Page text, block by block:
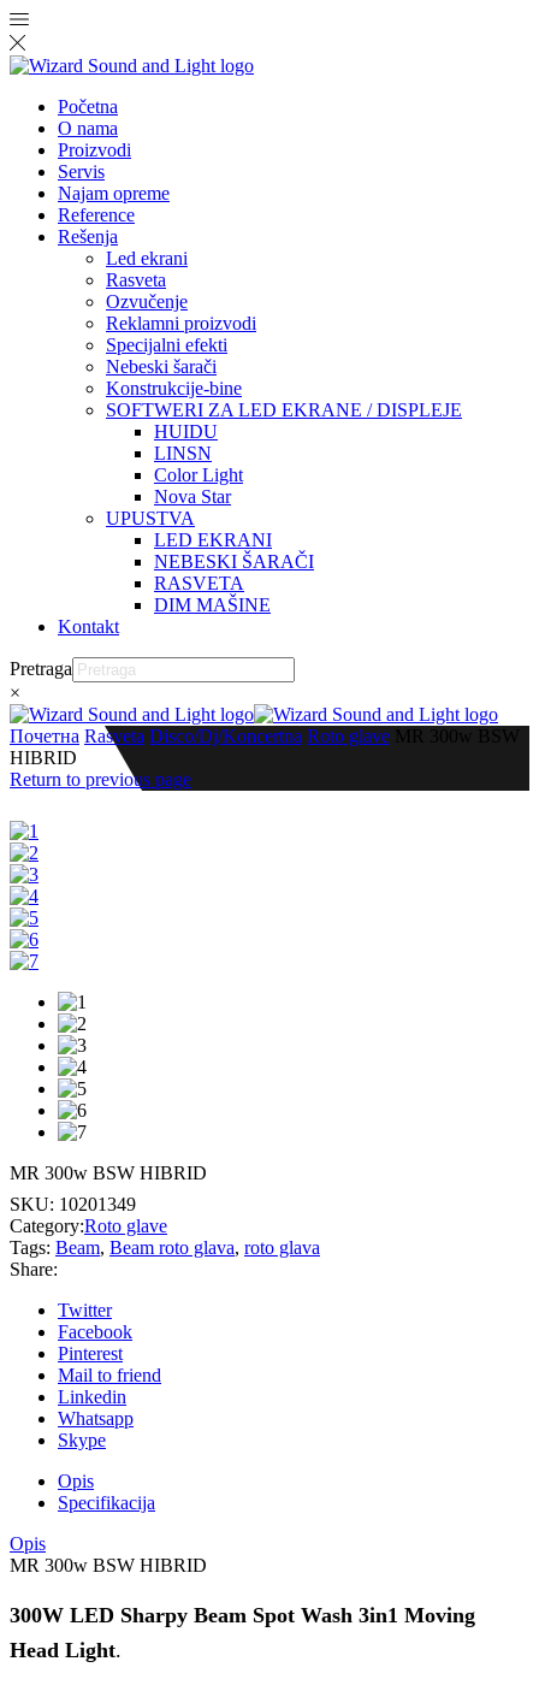
Početna
O nama
Proizvodi
Servis
Najam opreme
Reference
Rešenja
Led ekrani
Rasveta
Ozvučenje
Reklamni proizvodi
Specijalni efekti
Nebeski šarači
Konstrukcije-bine
SOFTWERI ZA LED EKRANE / DISPLEJE
HUIDU
LINSN
Color Light
Nova Star
UPUSTVA
LED EKRANI
NEBESKI ŠARAČI
RASVETA
DIM MAŠINE
Kontakt
Pretraga
×
Почетна Rasveta Disco/Dj/Koncertna Roto glave MR 300w BSW
HIBRID
Return to previous page
MR 300w BSW HIBRID
SKU: 10201349
Category:Roto glave
Tags: Beam, Beam roto glava, roto glava
Share:
Twitter
Facebook
Pinterest
Mail to friend
Linkedin
Whatsapp
Skype
Opis
Specifikacija
Opis
MR 300w BSW HIBRID
300W LED Sharpy Beam Spot Wash 3in1 Moving
Head Light.